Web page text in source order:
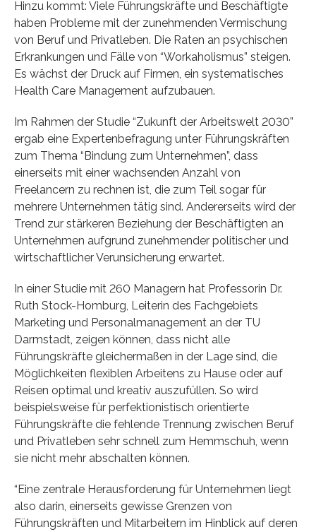
Hinzu kommt: Viele Führungskräfte und Beschäftigte
haben Probleme mit der zunehmenden Vermischung
von Beruf und Privatleben. Die Raten an psychischen
Erkrankungen und Fälle von “Workaholismus” steigen.
Es wächst der Druck auf Firmen, ein systematisches
Health Care Management aufzubauen.
Im Rahmen der Studie “Zukunft der Arbeitswelt 2030”
ergab eine Expertenbefragung unter Führungskräften
zum Thema “Bindung zum Unternehmen”, dass
einerseits mit einer wachsenden Anzahl von
Freelancern zu rechnen ist, die zum Teil sogar für
mehrere Unternehmen tätig sind. Andererseits wird der
Trend zur stärkeren Beziehung der Beschäftigten an
Unternehmen aufgrund zunehmender politischer und
wirtschaftlicher Verunsicherung erwartet.
In einer Studie mit 260 Managern hat Professorin Dr.
Ruth Stock-Homburg, Leiterin des Fachgebiets
Marketing und Personalmanagement an der TU
Darmstadt, zeigen können, dass nicht alle
Führungskräfte gleichermaßen in der Lage sind, die
Möglichkeiten flexiblen Arbeitens zu Hause oder auf
Reisen optimal und kreativ auszufüllen. So wird
beispielsweise für perfektionistisch orientierte
Führungskräfte die fehlende Trennung zwischen Beruf
und Privatleben sehr schnell zum Hemmschuh, wenn
sie nicht mehr abschalten können.
“Eine zentrale Herausforderung für Unternehmen liegt
also darin, einerseits gewisse Grenzen von
Führungskräften und Mitarbeitern im Hinblick auf deren